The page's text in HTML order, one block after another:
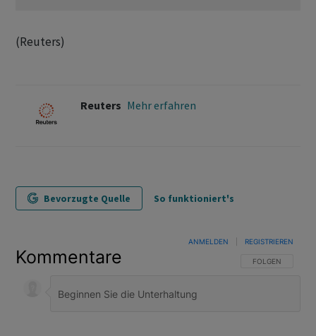
(Reuters)
Reuters Mehr erfahren
Bevorzugte Quelle So funktioniert's
Kommentare FOLGE DIESER
FOLGEN
ANMELDEN REGISTRIEREN